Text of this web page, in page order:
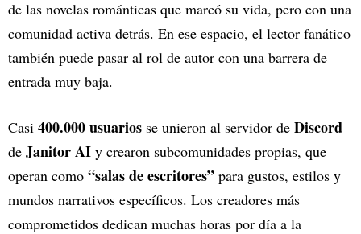
de las novelas románticas que marcó su vida, pero con una
comunidad activa detrás. En ese espacio, el lector fanático
también puede pasar al rol de autor con una barrera de
entrada muy baja.
Casi 400.000 usuarios se unieron al servidor de Discord
de Janitor AI y crearon subcomunidades propias, que
operan como “salas de escritores” para gustos, estilos y
mundos narrativos específicos. Los creadores más
comprometidos dedican muchas horas por día a la